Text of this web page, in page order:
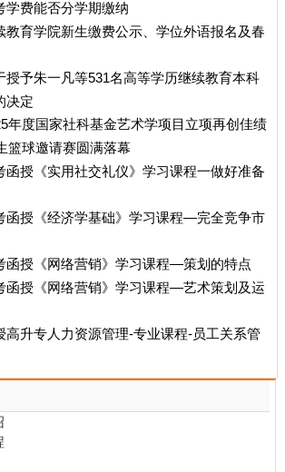
学费能否分学期缴纳
教育学院新生缴费公示、学位外语报名及春
授予朱一凡等531名高等学历继续教育本科
决定
年度国家社科基金艺术学项目立项再创佳绩
篮球邀请赛圆满落幕
函授《实用社交礼仪》学习课程一做好准备
函授《经济学基础》学习课程—完全竞争市
函授《网络营销》学习课程—策划的特点
函授《网络营销》学习课程—艺术策划及运
高升专人力资源管理-专业课程-员工关系管